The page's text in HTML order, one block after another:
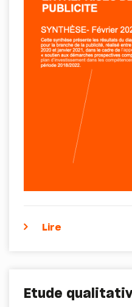
Lire
Etude